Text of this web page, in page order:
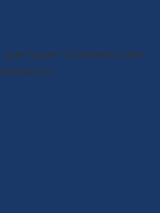
hayan comprado este